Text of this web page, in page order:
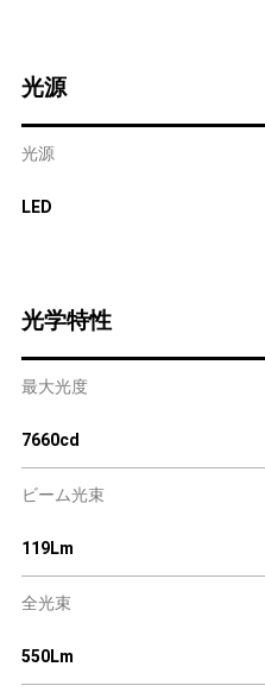
光源
光源
LED
光学特性
最大光度
7660cd
ビーム光束
119Lm
全光束
550Lm